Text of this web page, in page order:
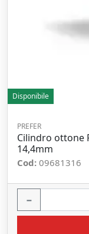
Disponibile
PREFER
Cilindro ottone
14,4mm
Cod: 09681316
−